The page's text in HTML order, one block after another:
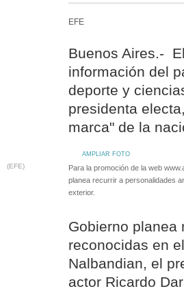
EFE
Buenos Aires.-
información del
deporte y
presidenta
marca" de la
AMPLIAR FOTO
(EFE)
Para la promoción de la web
planea recurrir a personalidades
exterior.
Gobierno planea
reconocidas en
Nalbandian, el
actor Ricardo